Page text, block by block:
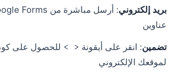
بريد إلكتروني
عناوين
تضمين: انقر على أيقونة < > للحصول على
لموقعك الإلكتروني